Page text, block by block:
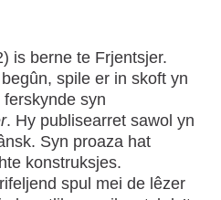
is berne te Frjentsjer.
spile er in skoft yn
syn
. Hy publisearret sawol yn
Syn proaza hat
konstruksjes.
spul mei de lêzer